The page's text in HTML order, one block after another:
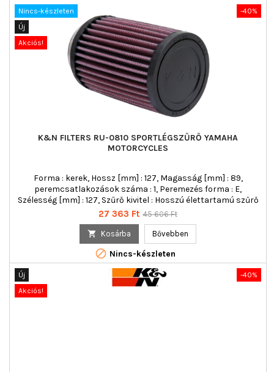
-40%
Nincs-készleten
Új
Akciós!
K&N FILTERS RU-0810 SPORTLÉGSZŰRŐ YAMAHA
MOTORCYCLES
Forma : kerek, Hossz [mm] : 127, Magasság [mm] : 89,
peremcsatlakozások száma : 1, Peremezés forma : E,
Szélesség [mm] : 127, Szűrő kivitel : Hosszú élettartamú szűrő
Ár
27 363 Ft Normál
45 606 Ft
 Kosárba Bővebben
 Nincs-készleten
-40%
Új
Akciós!